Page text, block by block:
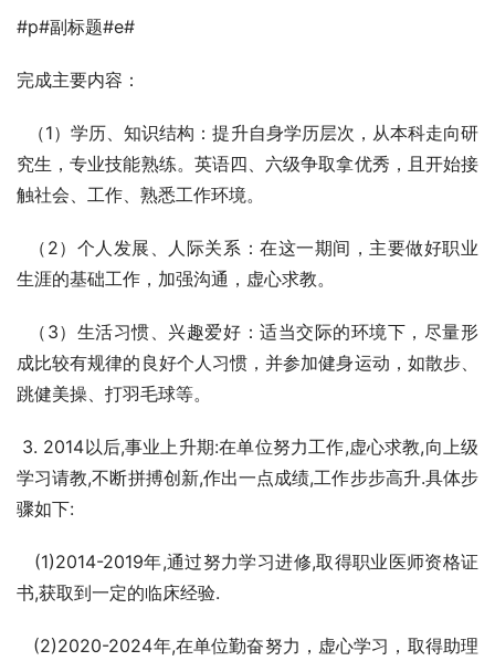
#p#副标题#e#
完成主要内容：
（1）学历、知识结构：提升自身学历层次，从本科走向研
究生，专业技能熟练。英语四、六级争取拿优秀，且开始接
触社会、工作、熟悉工作环境。
（2）个人发展、人际关系：在这一期间，主要做好职业
生涯的基础工作，加强沟通，虚心求教。
（3）生活习惯、兴趣爱好：适当交际的环境下，尽量形
成比较有规律的良好个人习惯，并参加健身运动，如散步、
跳健美操、打羽毛球等。
3. 2014以后,事业上升期:在单位努力工作,虚心求教,向上级
学习请教,不断拼搏创新,作出一点成绩,工作步步高升.具体步
骤如下:
(1)2014-2019年,通过努力学习进修,取得职业医师资格证
书,获取到一定的临床经验.
(2)2020-2024年,在单位勤奋努力，虚心学习，取得助理